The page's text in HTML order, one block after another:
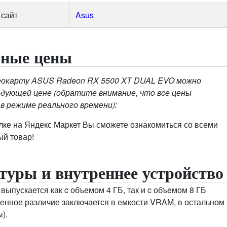
Asus
цены
ASUS Radeon RX 5500 XT DUAL EVO можно
цене (обратите внимание, что все цены
режиме реального времени):
на Яндекс Маркет Вы сможете ознакомиться со всеми
товар!
и внутреннее устройство
как c объемом 4 ГБ, так и c объемом 8 ГБ
различие заключается в емкости VRAM, в остальном